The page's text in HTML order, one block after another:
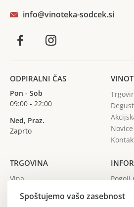
info@vinoteka-sodcek.si
ODPIRALNI ČAS
Pon - Sob
09:00 - 22:00
Ned, Praz.
Zaprto
Novice
TRGOVINA
Vina
Gin
Pogoji
Spoštujemo vašo zasebnost